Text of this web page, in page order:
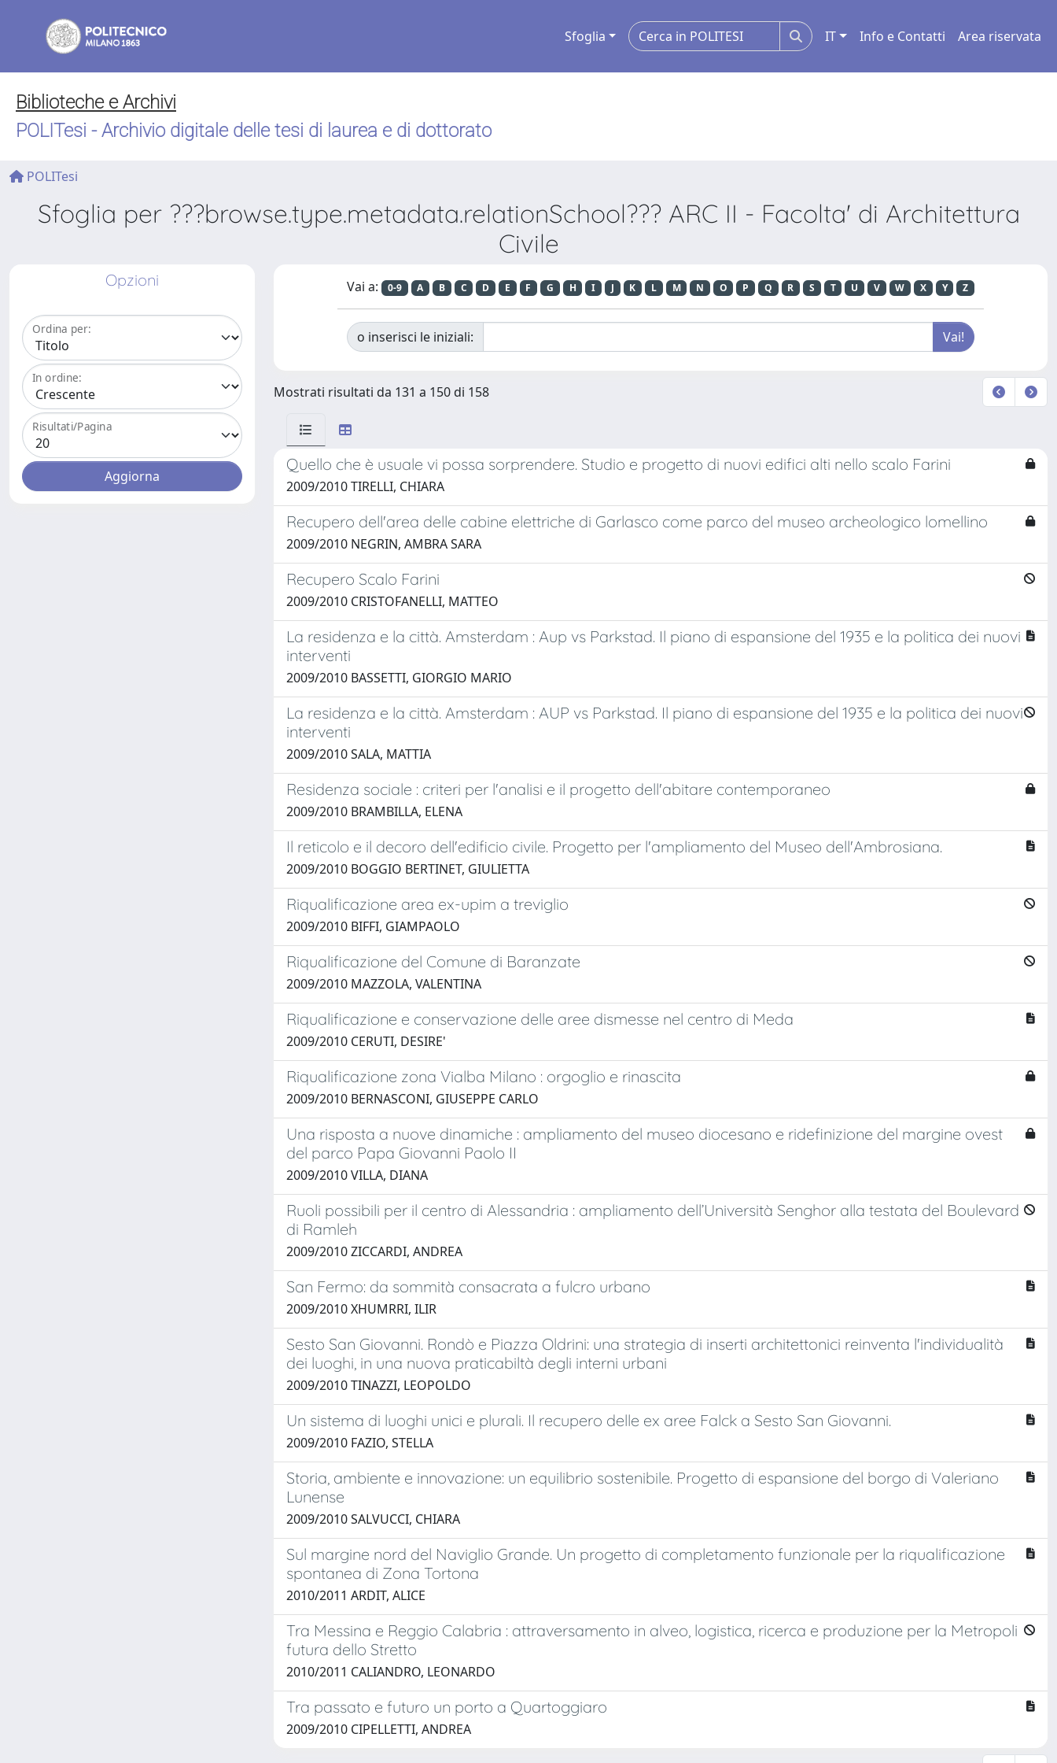
Sfoglia IT Info e Contatti Area riservata
Biblioteche e Archivi
POLITesi - Archivio digitale delle tesi di laurea e di dottorato
POLITesi
Sfoglia per ???browse.type.metadata.relationSchool??? ARC II - Facolta' di Architettura
Civile
Opzioni
Ordina per:
In ordine:
Risultati/Pagina
Vai a: 0-9 A B C D E F G H I J K L M N O P Q R S T U V W X Y Z
o inserisci le iniziali:
Mostrati risultati da 131 a 150 di 158
Quello che è usuale vi possa sorprendere. Studio e progetto di nuovi edifici alti nello scalo Farini
2009/2010 TIRELLI, CHIARA
Recupero dell'area delle cabine elettriche di Garlasco come parco del museo archeologico lomellino
2009/2010 NEGRIN, AMBRA SARA
Recupero Scalo Farini
2009/2010 CRISTOFANELLI, MATTEO
La residenza e la città. Amsterdam : Aup vs Parkstad. Il piano di espansione del 1935 e la politica dei nuovi
interventi
2009/2010 BASSETTI, GIORGIO MARIO
La residenza e la città. Amsterdam : AUP vs Parkstad. Il piano di espansione del 1935 e la politica dei nuovi
interventi
2009/2010 SALA, MATTIA
Residenza sociale : criteri per l'analisi e il progetto dell'abitare contemporaneo
2009/2010 BRAMBILLA, ELENA
Il reticolo e il decoro dell'edificio civile. Progetto per l'ampliamento del Museo dell'Ambrosiana.
2009/2010 BOGGIO BERTINET, GIULIETTA
Riqualificazione area ex-upim a treviglio
2009/2010 BIFFI, GIAMPAOLO
Riqualificazione del Comune di Baranzate
2009/2010 MAZZOLA, VALENTINA
Riqualificazione e conservazione delle aree dismesse nel centro di Meda
2009/2010 CERUTI, DESIRE'
Riqualificazione zona Vialba Milano : orgoglio e rinascita
2009/2010 BERNASCONI, GIUSEPPE CARLO
Una risposta a nuove dinamiche : ampliamento del museo diocesano e ridefinizione del margine ovest
del parco Papa Giovanni Paolo II
2009/2010 VILLA, DIANA
Ruoli possibili per il centro di Alessandria : ampliamento dell’Università Senghor alla testata del Boulevard
di Ramleh
2009/2010 ZICCARDI, ANDREA
San Fermo: da sommità consacrata a fulcro urbano
2009/2010 XHUMRRI, ILIR
Sesto San Giovanni. Rondò e Piazza Oldrini: una strategia di inserti architettonici reinventa l'individualità
dei luoghi, in una nuova praticabiltà degli interni urbani
2009/2010 TINAZZI, LEOPOLDO
Un sistema di luoghi unici e plurali. Il recupero delle ex aree Falck a Sesto San Giovanni.
2009/2010 FAZIO, STELLA
Storia, ambiente e innovazione: un equilibrio sostenibile. Progetto di espansione del borgo di Valeriano
Lunense
2009/2010 SALVUCCI, CHIARA
Sul margine nord del Naviglio Grande. Un progetto di completamento funzionale per la riqualificazione
spontanea di Zona Tortona
2010/2011 ARDIT, ALICE
Tra Messina e Reggio Calabria : attraversamento in alveo, logistica, ricerca e produzione per la Metropoli
futura dello Stretto
2010/2011 CALIANDRO, LEONARDO
Tra passato e futuro un porto a Quartoggiaro
2009/2010 CIPELLETTI, ANDREA